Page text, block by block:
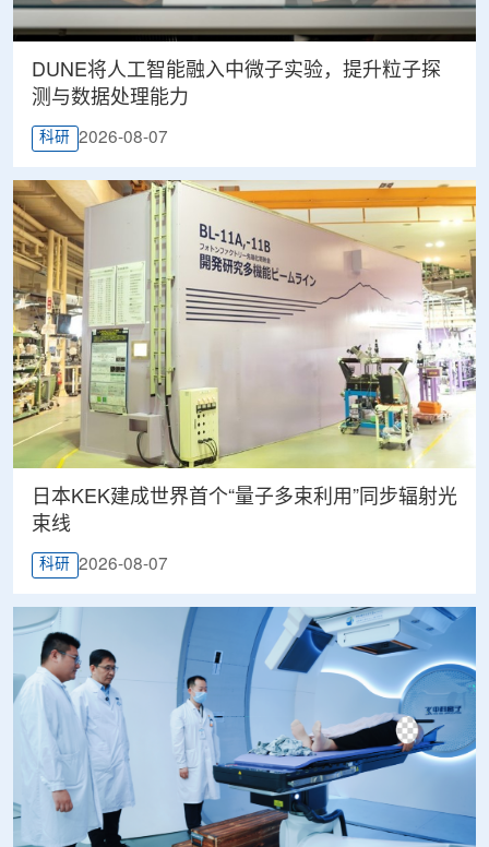
DUNE将人工智能融入中微子实验，提升粒子探
测与数据处理能力
科研 2026-08-07
日本KEK建成世界首个“量子多束利用”同步辐射光
束线
科研 2026-08-07